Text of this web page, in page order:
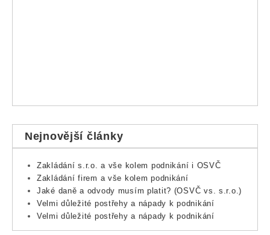
Nejnovější články
Zakládání s.r.o. a vše kolem podnikání i OSVČ
Zakládání firem a vše kolem podnikání
Jaké daně a odvody musím platit? (OSVČ vs. s.r.o.)
Velmi důležité postřehy a nápady k podnikání
Velmi důležité postřehy a nápady k podnikání